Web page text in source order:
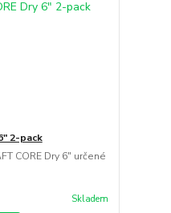
2-pack
CORE Dry 6" určené
Skladem